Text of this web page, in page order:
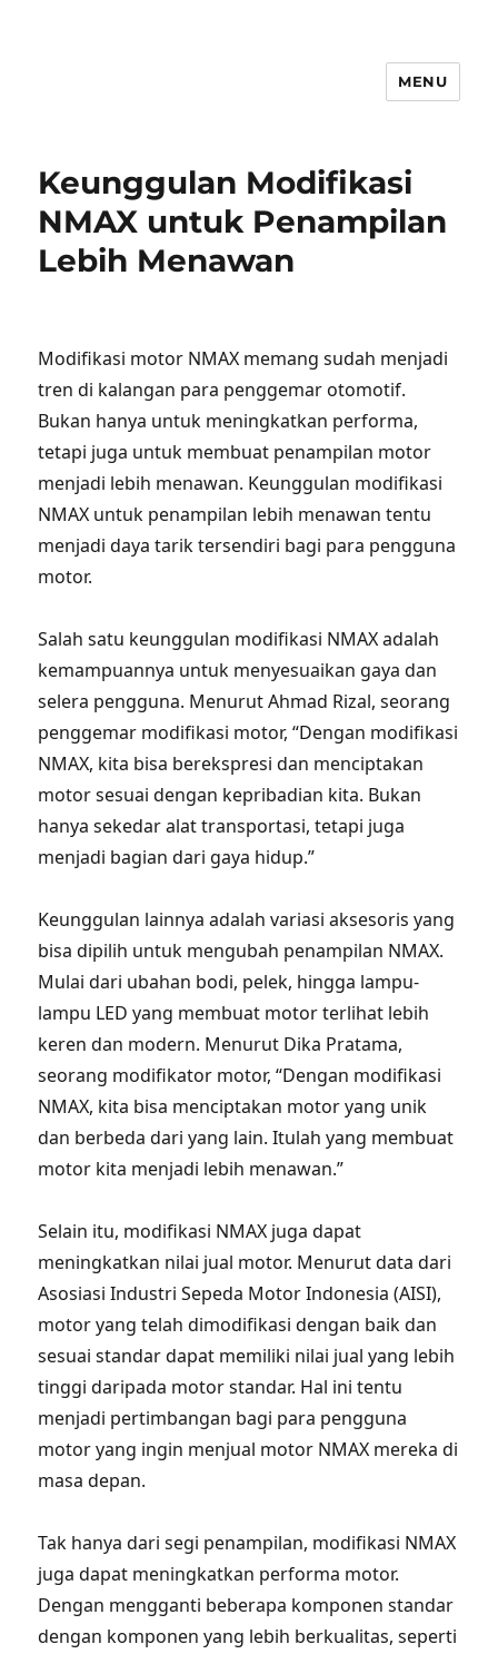
MENU
Keunggulan Modifikasi
NMAX untuk Penampilan
Lebih Menawan
Modifikasi motor NMAX memang sudah menjadi
tren di kalangan para penggemar otomotif.
Bukan hanya untuk meningkatkan performa,
tetapi juga untuk membuat penampilan motor
menjadi lebih menawan. Keunggulan modifikasi
NMAX untuk penampilan lebih menawan tentu
menjadi daya tarik tersendiri bagi para pengguna
motor.
Salah satu keunggulan modifikasi NMAX adalah
kemampuannya untuk menyesuaikan gaya dan
selera pengguna. Menurut Ahmad Rizal, seorang
penggemar modifikasi motor, “Dengan modifikasi
NMAX, kita bisa berekspresi dan menciptakan
motor sesuai dengan kepribadian kita. Bukan
hanya sekedar alat transportasi, tetapi juga
menjadi bagian dari gaya hidup.”
Keunggulan lainnya adalah variasi aksesoris yang
bisa dipilih untuk mengubah penampilan NMAX.
Mulai dari ubahan bodi, pelek, hingga lampu-
lampu LED yang membuat motor terlihat lebih
keren dan modern. Menurut Dika Pratama,
seorang modifikator motor, “Dengan modifikasi
NMAX, kita bisa menciptakan motor yang unik
dan berbeda dari yang lain. Itulah yang membuat
motor kita menjadi lebih menawan.”
Selain itu, modifikasi NMAX juga dapat
meningkatkan nilai jual motor. Menurut data dari
Asosiasi Industri Sepeda Motor Indonesia (AISI),
motor yang telah dimodifikasi dengan baik dan
sesuai standar dapat memiliki nilai jual yang lebih
tinggi daripada motor standar. Hal ini tentu
menjadi pertimbangan bagi para pengguna
motor yang ingin menjual motor NMAX mereka di
masa depan.
Tak hanya dari segi penampilan, modifikasi NMAX
juga dapat meningkatkan performa motor.
Dengan mengganti beberapa komponen standar
dengan komponen yang lebih berkualitas, seperti